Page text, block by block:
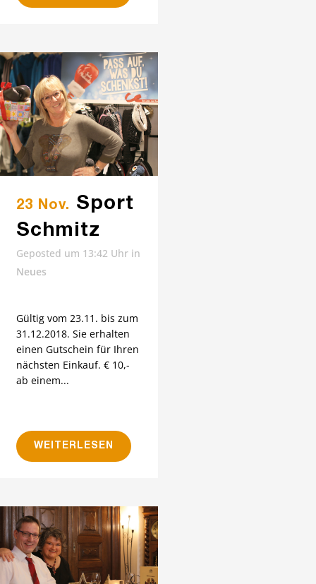
23 Nov. Sport
Schmitz
Geposted um 13:42 Uhr in
Neues
Gültig vom 23.11. bis zum
31.12.2018. Sie erhalten
einen Gutschein für Ihren
nächsten Einkauf. € 10,-
ab einem...
WEITERLESEN